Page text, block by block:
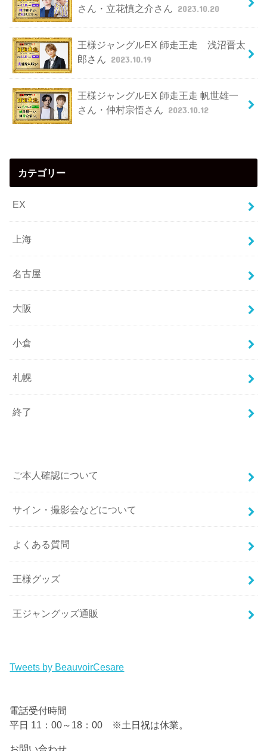
さん・立花慎之介さん 2023.10.20
王様ジャングルEX 師走王走 浅沼晋太
郎さん 2023.10.19
王様ジャングルEX 師走王走 帆世雄一
さん・仲村宗悟さん 2023.10.12
カテゴリー
EX
上海
名古屋
大阪
小倉
札幌
終了
ご本人確認について
サイン・撮影会などについて
よくある質問
王様グッズ
王ジャングッズ通販
Tweets by BeauvoirCesare
電話受付時間
平日 11：00～18：00 ※土日祝は休業。